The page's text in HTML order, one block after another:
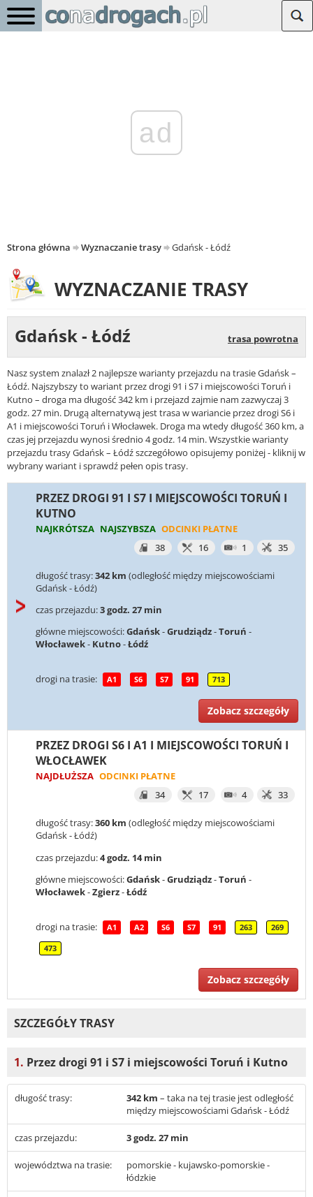
ad
Strona główna Wyznaczanie trasy Gdańsk - Łódź
WYZNACZANIE TRASY
Gdańsk - Łódź trasa powrotna
Nasz system znalazł 2 najlepsze warianty przejazdu na trasie Gdańsk –
Łódź. Najszybszy to wariant przez drogi 91 i S7 i miejscowości Toruń i
Kutno – droga ma długość 342 km i przejazd zajmie nam zazwyczaj 3
godz. 27 min. Drugą alternatywą jest trasa w wariancie przez drogi S6 i
A1 i miejscowości Toruń i Włocławek. Droga ma wtedy długość 360 km, a
czas jej przejazdu wynosi średnio 4 godz. 14 min. Wszystkie warianty
przejazdu trasy Gdańsk – Łódź szczegółowo opisujemy poniżej - kliknij w
wybrany wariant i sprawdź pełen opis trasy.
PRZEZ DROGI 91 I S7 I MIEJSCOWOŚCI TORUŃ I
KUTNO
NAJKRÓTSZA NAJSZYBSZA ODCINKI PŁATNE
38
16 1 35
długość trasy:342 km (odległość między miejscowościami
Gdańsk - Łódź)
czas przejazdu:3 godz. 27 min
główne miejscowości:Gdańsk-Grudziądz-Toruń -
Włocławek- Kutno-Łódź
drogi na trasie: A1 S6 S7 91 713
Zobacz szczegóły
PRZEZ DROGI S6 I A1 I MIEJSCOWOŚCI TORUŃ I
WŁOCŁAWEK
NAJDŁUŻSZA ODCINKI PŁATNE
34
17 4 33
długość trasy:360 km (odległość między miejscowościami
Gdańsk - Łódź)
czas przejazdu:4 godz. 14 min
główne miejscowości:Gdańsk-Grudziądz-Toruń -
Włocławek-Zgierz-Łódź
drogi na trasie: A1 A2 S6 S7 91 263 269
473
Zobacz szczegóły
SZCZEGÓŁY TRASY
1. Przez drogi 91 i S7 i miejscowości Toruń i Kutno
długość trasy: 342 km – taka na tej trasie jest odległość
między miejscowościami Gdańsk - Łódź
czas przejazdu: 3 godz. 27 min
województwa na trasie:
pomorskie - kujawsko-pomorskie -
łódzkie